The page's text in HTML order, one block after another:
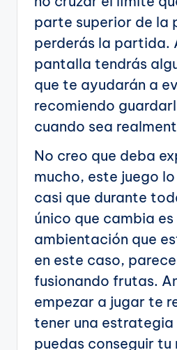
parte superior de la
perderás la partida.
pantalla tendrás
que te ayudarán a
recomiendo
cuando sea
No creo que deba
mucho, este juego
casi que durante
único que cambia es
ambientación que
en este caso,
fusionando frutas.
empezar a jugar te
tener una
puedas conseguir